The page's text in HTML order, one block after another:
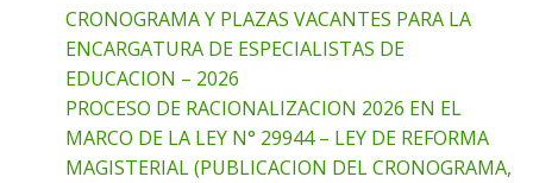
CRONOGRAMA Y PLAZAS VACANTES PARA LA
ENCARGATURA DE ESPECIALISTAS DE
EDUCACION – 2026
PROCESO DE RACIONALIZACION 2026 EN EL
MARCO DE LA LEY N° 29944 – LEY DE REFORMA
MAGISTERIAL (PUBLICACION DEL CRONOGRAMA,